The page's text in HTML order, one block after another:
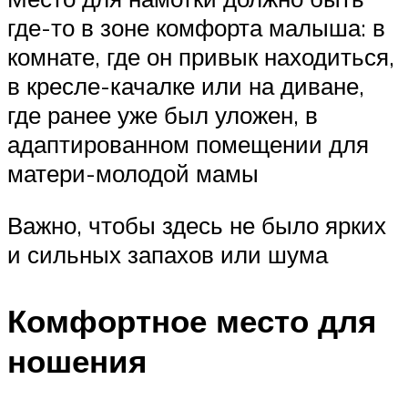
где-то в зоне комфорта малыша: в
комнате, где он привык находиться,
в кресле-качалке или на диване,
где ранее уже был уложен, в
адаптированном помещении для
матери-молодой мамы
Важно, чтобы здесь не было ярких
и сильных запахов или шума
Комфортное место для
ношения